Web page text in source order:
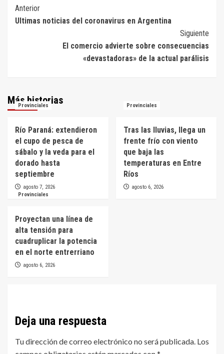
Navegación
de
entradas
Anterior
Ultimas noticias del coronavirus en Argentina
Siguiente
El comercio advierte sobre consecuencias
«devastadoras» de la actual parálisis
Más historias
Provinciales
Río Paraná: extendieron
el cupo de pesca de
sábalo y la veda para el
dorado hasta
septiembre
agosto 7, 2026
Provinciales
Tras las lluvias, llega un
frente frío con viento
que baja las
temperaturas en Entre
Ríos
agosto 6, 2026
Provinciales
Proyectan una línea de
alta tensión para
cuadruplicar la potencia
en el norte entrerriano
agosto 6, 2026
Deja una respuesta
Tu dirección de correo electrónico no será publicada. Los